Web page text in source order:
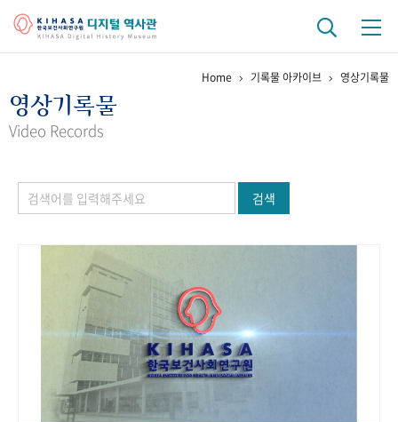
걸어온 길 기관 변천사
정책과 연구 키워드로 보는 연구 역사
연구자들
기록물 아카이브
사진 아카이브 문서 기록물 행정박물 영상 기록물
주년 기념
성과 50선 숫자로 보는 50년
Home 기록물 아카이브 영상기록물
영상기록물
Video Records
검색